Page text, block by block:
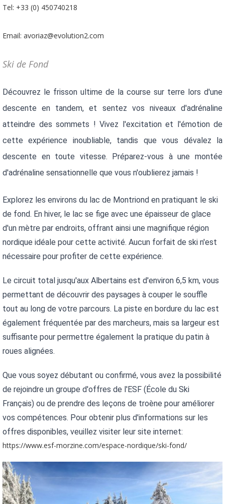
Tel: +33 (0) 450740218
Email: avoriaz@evolution2.com
Ski de Fond
Découvrez le frisson ultime de la course sur terre lors d'une
descente en tandem, et sentez vos niveaux d'adrénaline
atteindre des sommets ! Vivez l'excitation et l'émotion de
cette expérience inoubliable, tandis que vous dévalez la
descente en toute vitesse. Préparez-vous à une montée
d'adrénaline sensationnelle que vous n'oublierez jamais !
Explorez les environs du lac de Montriond en pratiquant le ski
de fond. En hiver, le lac se fige avec une épaisseur de glace
d'un mètre par endroits, offrant ainsi une magnifique région
nordique idéale pour cette activité. Aucun forfait de ski n'est
nécessaire pour profiter de cette expérience.
Le circuit total jusqu'aux Albertains est d'environ 6,5 km, vous
permettant de découvrir des paysages à couper le souffle
tout au long de votre parcours. La piste en bordure du lac est
également fréquentée par des marcheurs, mais sa largeur est
suffisante pour permettre également la pratique du patin à
roues alignées.
Que vous soyez débutant ou confirmé, vous avez la possibilité
de rejoindre un groupe d'offres de l'ESF (École du Ski
Français) ou de prendre des leçons de troène pour améliorer
vos compétences. Pour obtenir plus d'informations sur les
https://www.esf-morzine.com/espace-nordique/ski-fond/